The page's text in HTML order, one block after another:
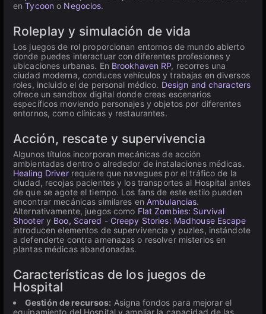
enTycoon o Negocios.
Roleplay y simulación de vida
Los juegos de rol proporcionan entornos de mundo abierto
donde puedes interactuar con diferentes profesiones y
ubicaciones urbanas. En Brookhaven RP, recorres una
ciudad moderna, conduces vehículos y trabajas en diversos
roles, incluido el de personal médico. Design and characters
ofrece un sandbox digital donde creas escenarios
específicos moviendo personajes y objetos por diferentes
entornos, como clínicas y restaurantes.
Acción, rescate y supervivencia
Algunos títulos incorporan mecánicas de acción
ambientadas dentro o alrededor de instalaciones médicas.
Healing Driverrequiere que navegues por el tráfico de la
ciudad, recojas pacientes y los transportes al Hospital antes
de que se agote el tiempo. Los fans de este estilo pueden
encontrar mecánicas similares en Ambulancias.
Alternativamente, juegos como Flat Zombies: Survival
Shootery Boo, Scared - Creepy Stories: Madhouse Escape
introducen elementos de supervivencia y puzles, instándote
a defenderte contra amenazas o resolver misterios en
plantas médicas abandonadas.
Características de los juegos de
Hospital
Gestión de recursos: Asigna fondos para mejorar el
equipamiento del Hospital y ampliar la capacidad de las